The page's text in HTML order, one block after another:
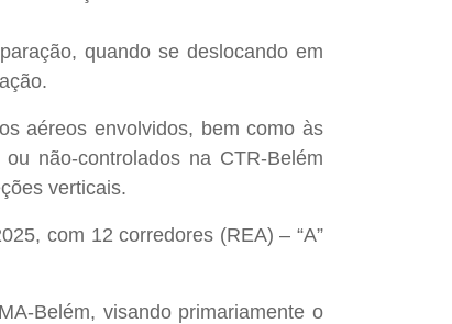
quando se deslocando em
aéreos envolvidos, bem como às
não-controlados na CTR-Belém
verticais.
com 12 corredores (REA) – “A”
Belém, visando primariamente o